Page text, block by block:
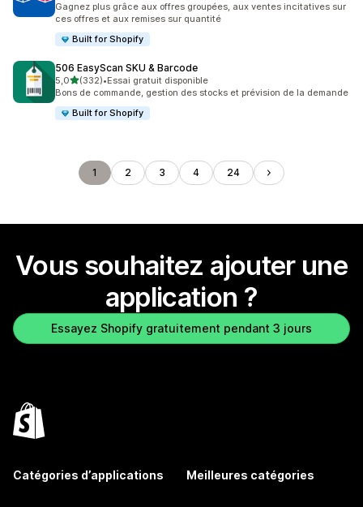
Gagnez plus grâce aux offres groupées, aux ventes incitatives sur
ces offres et aux remises sur quantité
Built for Shopify
506 EasyScan SKU & Barcode
5,0étoile(s) sur 5
(332)
332 avis au total
•Essai gratuit disponible
Bons de commande, gestion des stocks et prévision de la demande
Built for Shopify
1 2 3 4 24
Vous souhaitez ajouter une
application ?
Essayez Shopify gratuitement pendant 3 jours
Catégories d’applications Meilleures catégories